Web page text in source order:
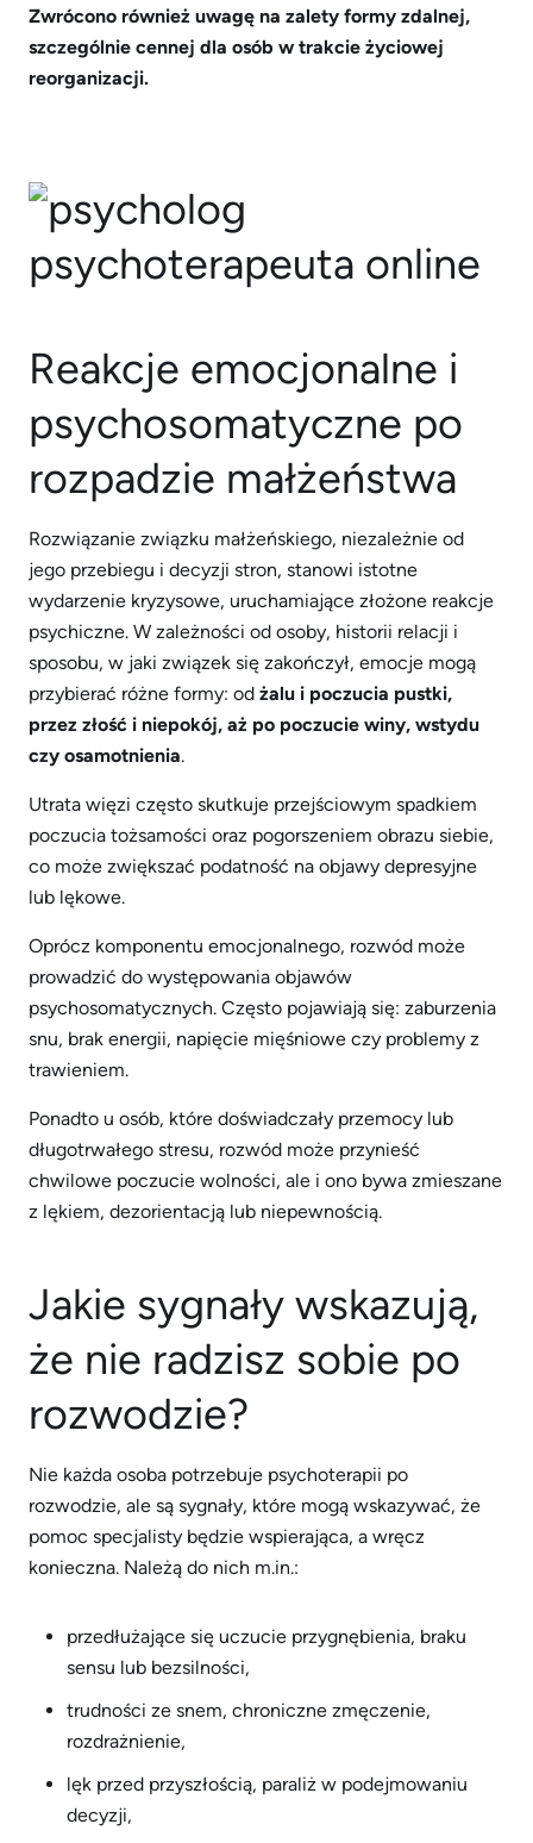
Zwrócono również uwagę na zalety formy zdalnej,
szczególnie cennej dla osób w trakcie życiowej
reorganizacji.
Reakcje emocjonalne i
psychosomatyczne po
rozpadzie małżeństwa
Rozwiązanie związku małżeńskiego, niezależnie od
jego przebiegu i decyzji stron, stanowi istotne
wydarzenie kryzysowe, uruchamiające złożone reakcje
psychiczne. W zależności od osoby, historii relacji i
sposobu, w jaki związek się zakończył, emocje mogą
przybierać różne formy: od żalu i poczucia pustki,
przez złość i niepokój, aż po poczucie winy, wstydu
czy osamotnienia.
Utrata więzi często skutkuje przejściowym spadkiem
poczucia tożsamości oraz pogorszeniem obrazu siebie,
co może zwiększać podatność na objawy depresyjne
lub lękowe.
Oprócz komponentu emocjonalnego, rozwód może
prowadzić do występowania objawów
psychosomatycznych. Często pojawiają się: zaburzenia
snu, brak energii, napięcie mięśniowe czy problemy z
trawieniem.
Ponadto u osób, które doświadczały przemocy lub
długotrwałego stresu, rozwód może przynieść
chwilowe poczucie wolności, ale i ono bywa zmieszane
z lękiem, dezorientacją lub niepewnością.
Jakie sygnały wskazują,
że nie radzisz sobie po
rozwodzie?
Nie każda osoba potrzebuje psychoterapii po
rozwodzie, ale są sygnały, które mogą wskazywać, że
pomoc specjalisty będzie wspierająca, a wręcz
konieczna. Należą do nich m.in.:
przedłużające się uczucie przygnębienia, braku
sensu lub bezsilności,
trudności ze snem, chroniczne zmęczenie,
rozdrażnienie,
lęk przed przyszłością, paraliż w podejmowaniu
decyzji,